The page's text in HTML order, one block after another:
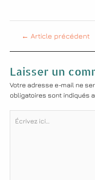
← Article précédent
Laisser un
Votre adresse e-mail ne
obligatoires sont indiqués
ici…